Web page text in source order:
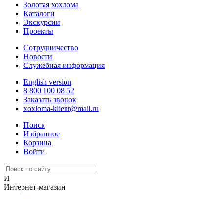
Золотая хохлома
Каталоги
Экскурсии
Проекты
Сотрудничество
Новости
Служебная информация
English version
8 800 100 08 52
Заказать звонок
xoxloma-klient@mail.ru
Поиск
Избранное
Корзина
Войти
И
Интернет-магазин